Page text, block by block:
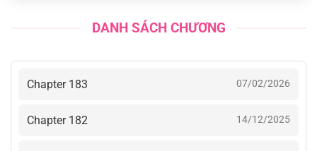
DANH SÁCH CHƯƠNG
Chapter 183 07/02/2026
Chapter 182 14/12/2025